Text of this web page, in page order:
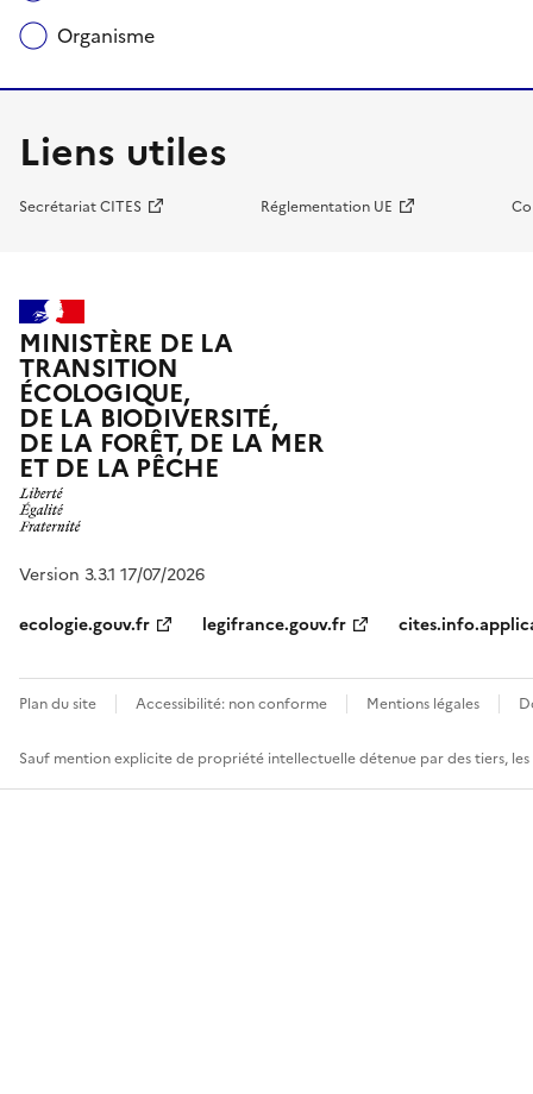
Organisme
Liens utiles
Secrétariat CITES Réglementation UE
MINISTÈRE DE LA
TRANSITION
ÉCOLOGIQUE,
DE LA BIODIVERSITÉ,
DE LA FORÊT, DE LA MER
ET DE LA PÊCHE
Version 3.3.1 17/07/2026
ecologie.gouv.fr
legifrance.gouv.fr
Plan du site Accessibilité: non conforme Mentions légales
Sauf mention explicite de propriété intellectuelle détenue par des tiers,